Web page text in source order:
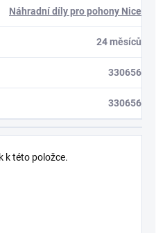
Náhradní díly pro pohony Nice
24 měsíců
330656
330656
k této položce.